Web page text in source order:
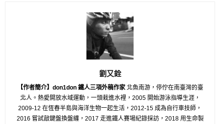
劉又銓
【作者簡介】don1don 鐵人三項外稿作家北魚南游，停佇在南臺灣的臺
北人。熱愛開放水域運動，一頭栽進水裡，2005 開始游泳指導生涯，
2009-12 在恆春半島與海洋生物一起生活，2012-15 成為自行車技師，
2016 嘗試敲鍵盤換盤纏，2017 走進鐵人賽場紀錄採訪，2018 用生命製